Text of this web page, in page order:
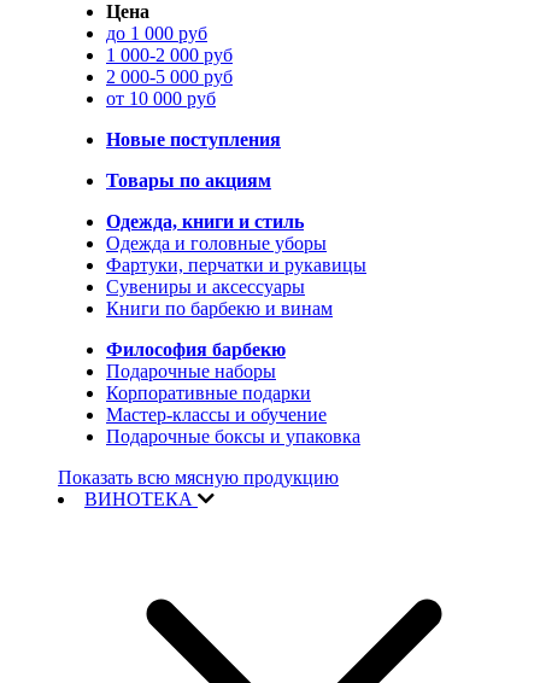
Цена
до 1 000 руб
1 000-2 000 руб
2 000-5 000 руб
от 10 000 руб
Новые поступления
Товары по акциям
Одежда, книги и стиль
Одежда и головные уборы
Фартуки, перчатки и рукавицы
Сувениры и аксессуары
Книги по барбекю и винам
Философия барбекю
Подарочные наборы
Корпоративные подарки
Мастер-классы и обучение
Подарочные боксы и упаковка
Показать всю мясную продукцию
ВИНОТЕКА